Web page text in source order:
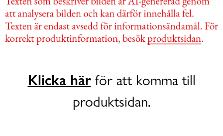
Klicka härför att komma till
produktsidan.